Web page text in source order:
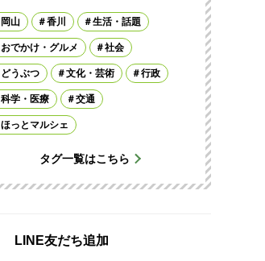
岡山 香川 生活・話題
おでかけ・グルメ 社会
どうぶつ 文化・芸術 行政
科学・医療 交通
ほっとマルシェ
タグ一覧はこちら
LINE友だち追加